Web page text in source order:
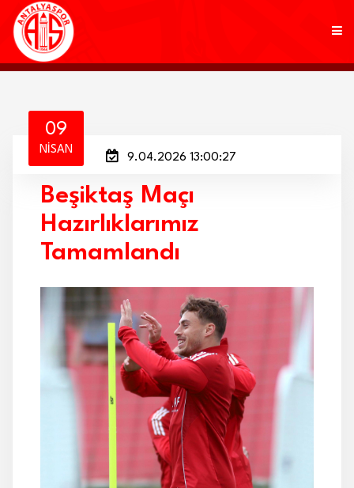
KULÜP
AKADEMİ
MARKALAR
BRANŞLAR
09
NISAN
9.04.2026 13:00:27
Beşiktaş Maçı
Hazırlıklarımız
Tamamlandı